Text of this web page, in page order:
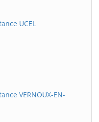
UCEL
VERNOUX-EN-